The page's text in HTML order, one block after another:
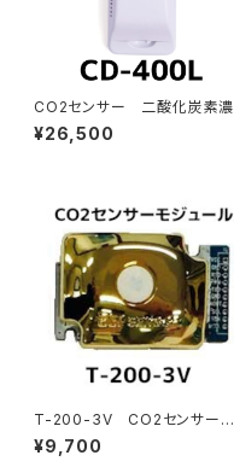
CO2センサー 二酸化炭素濃
度計 CD-400L
¥26,500
T-200-3V CO2センサーモ
ジュール
¥9,700